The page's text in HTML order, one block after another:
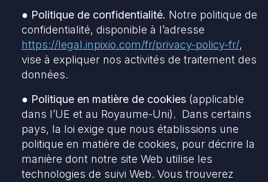
● Politique de confidentialité. Notre politique de
confidentialité, disponible à l’adresse
https://legal.inpixio.com/fr/privacy-policy-fr/,
vise à expliquer nos activités de traitement des
données.
● Politique en matière de cookies (applicable
dans l’UE et au Royaume-Uni). Dans certains
pays, la loi exige que nous établissions une
politique en matière de cookies, pour décrire la
manière dont notre site Web utilise les
technologies de suivi Web. Vous trouverez